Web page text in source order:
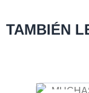
TAMBIÉN